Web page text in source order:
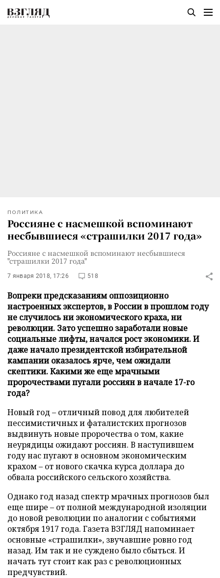
ПОЛИТИКА
Россияне с насмешкой вспоминают
несбывшиеся «страшилки 2017 года»
Россияне с насмешкой вспоминают несбывшиеся
"страшилки 2017 года"
7 января 2018, 17:26 518
Вопреки предсказаниям оппозиционно
настроенных экспертов, в России в прошлом году
не случилось ни экономического краха, ни
революции. Зато успешно заработали новые
социальные лифты, начался рост экономики. И
даже начало президентской избирательной
кампании оказалось ярче, чем ожидали
скептики. Какими же еще мрачными
пророчествами пугали россиян в начале 17-го
года?
Новый год – отличный повод для любителей
пессимистичных и фаталистских прогнозов
выдвинуть новые пророчества о том, какие
неурядицы ожидают россиян. В наступившем
году нас пугают в основном экономическим
крахом – от нового скачка курса доллара до
обвала российского сельского хозяйства.
Однако год назад спектр мрачных прогнозов был
еще шире – от полной международной изоляции
до новой революции по аналогии с событиями
октября 1917 года. Газета ВЗГЛЯД напоминает
основные «страшилки», звучавшие ровно год
назад. Им так и не суждено было сбыться. И
начать тут стоит как раз с революционных
предчувствий.